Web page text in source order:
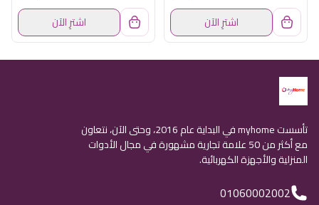
اشترِ الآن
اشترِ الآن
تأسست myhome في البداية عام 2016، وحتى الآن، نتعاون
مع أكثر من 50 علامة تجارية مشهورة في مجال الأدوات
المنزلية والأجهزة الكهربائية.
01060002002